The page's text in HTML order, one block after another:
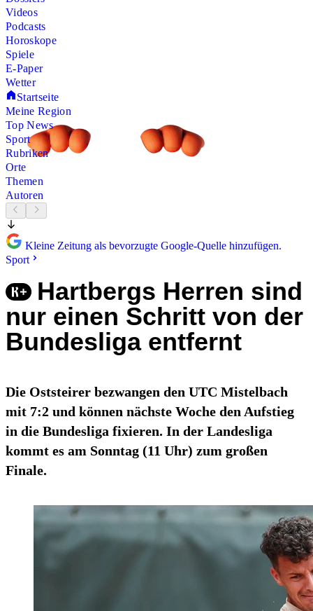
Videos
Podcasts
Horoskope
Spiele
E-Paper
Wetter
Startseite
Meine Region
Top News
Sport
Rubriken
Orte
Themen
Autoren
Kleine Zeitung als bevorzugte Google-Quelle hinzufügen.
Sport
Hartbergs Herren sind
nur einen Schritt von der
Bundesliga entfernt
Die Oststeirer bezwangen den UTC Mistelbach
mit 7:2 und können nächste Woche den Aufstieg
in die Bundesliga fixieren. In der Landesliga
kommt es am Sonntag (11 Uhr) zum großen
Finale.